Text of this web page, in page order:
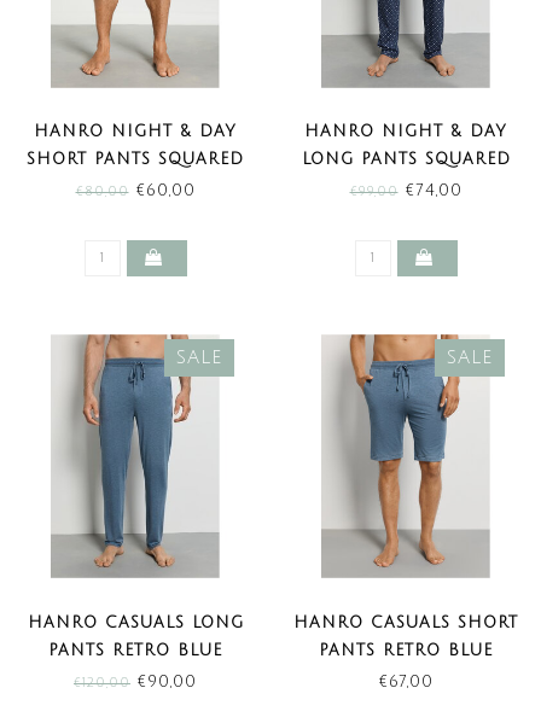
HANRO NIGHT & DAY
SHORT PANTS SQUARED
HARMONY (SALE)
€80,00€60,00
HANRO NIGHT & DAY
LONG PANTS SQUARED
HARMONY (SALE)
€99,00€74,00
SALE
HANRO CASUALS LONG
PANTS RETRO BLUE
MELANGE (SALE)
€120,00 €90,00
SALE
HANRO CASUALS SHORT
PANTS RETRO BLUE
MELANGE (SALE)
€67,00